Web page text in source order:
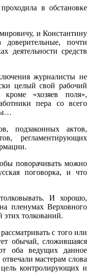
в обстановке
и Константину
доверительные, почти
деятельности средств
журналисты не
целый свой рабочий
«хозяев поля»,
пера со всего
подзаконных актов,
регламентирующих
поворачивать можно
поговорка, и что
И хорошо,
пленумах Верховного
толкований.
с того или
обычай, сложившаяся
оба ведущих данное
мастерам слова
контролирующих и